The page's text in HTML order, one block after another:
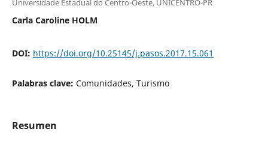
Universidade Estadual do Centro-Oeste, UNICENTRO-PR
Carla Caroline HOLM
DOI: https://doi.org/10.25145/j.pasos.2017.15.061
Palabras clave: Comunidades, Turismo
Resumen